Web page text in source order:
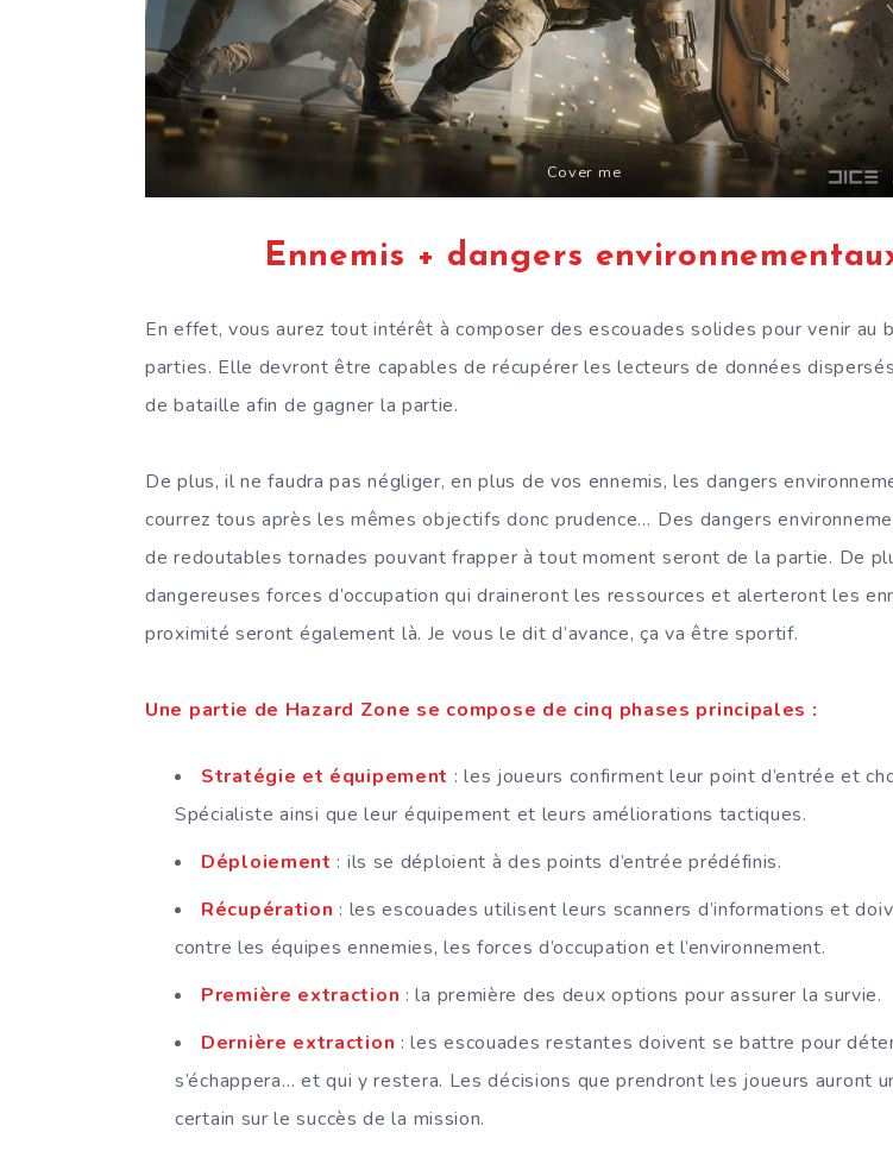
Cover me
Ennemis + dangers
En effet, vous aurez tout intérêt à composer des escouades solides pour venir au
parties. Elle devront être capables de récupérer les lecteurs de données
de bataille afin de gagner la partie.
De plus, il ne faudra pas négliger, en plus de vos ennemis, les dangers
courrez tous après les mêmes objectifs donc prudence… Des dangers
de redoutables tornades pouvant frapper à tout moment seront de la partie. De
dangereuses forces d’occupation qui draineront les ressources et alerteront les
proximité seront également là. Je vous le dit d’avance, ça va être sportif.
Une partie de Hazard Zone se compose de cinq phases principales :
Stratégie et équipement : les joueurs confirment leur point d’entrée et
Spécialiste ainsi que leur équipement et leurs améliorations tactiques.
Déploiement : ils se déploient à des points d’entrée prédéfinis.
Récupération : les escouades utilisent leurs scanners d’informations et
contre les équipes ennemies, les forces d’occupation et l’environnement.
Première extraction : la première des deux options pour assurer la survie.
Dernière extraction : les escouades restantes doivent se battre pour
s’échappera… et qui y restera. Les décisions que prendront les joueurs auront
certain sur le succès de la mission.